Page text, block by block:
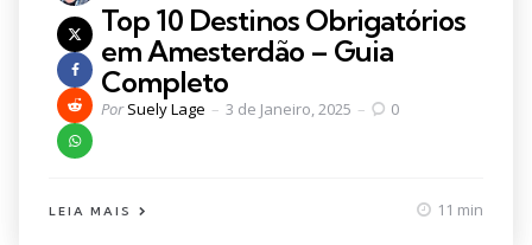
Top 10 Destinos Obrigatórios
em Amesterdão – Guia
Completo
Posted
Por Suely Lage 3 de Janeiro, 2025 0
LEIA MAIS 11 min